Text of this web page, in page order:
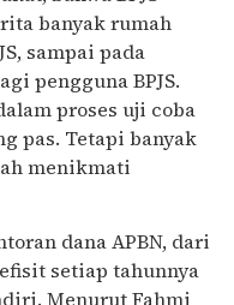
banyak rumah
sampai pada
pengguna BPJS.
proses uji coba
pas. Tetapi banyak
menikmati
dana APBN, dari
setiap tahunnya
Menurut Fahmi